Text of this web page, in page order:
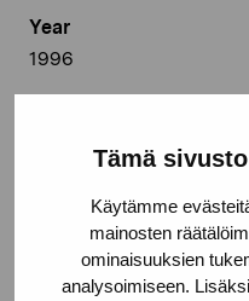
Tämä
Käytämme
mainosten
ominaisuuksien
analysoimiseen.
Year
1996
Oljemålning
Location
Pro Artibus, Ekenäs
© Kuvasto 2026